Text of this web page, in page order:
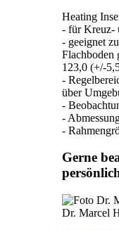
Heating
- für Kreuz-
- geeignet
Flachboden
123,0 (+/-
-
über
-
-
-
Gerne
Dr. Marcel